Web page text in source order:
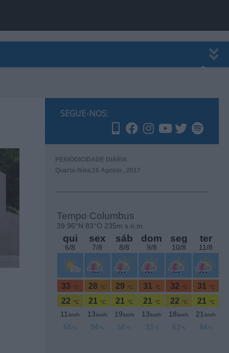
SEGUE-NOS:
PERIODICIDADE DIÁRIA
Quarta-feira,16 Agosto , 2017